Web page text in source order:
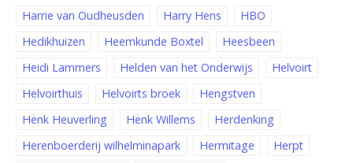
Harrie van Oudheusden
Harry Hens
HBO
Hedikhuizen
Heemkunde Boxtel
Heesbeen
Heidi Lammers
Helden van het Onderwijs
Helvoirt
Helvoirthuis
Helvoirts broek
Hengstven
Henk Heuverling
Henk Willems
Herdenking
Herenboerderij wilhelminapark
Hermitage
Herpt